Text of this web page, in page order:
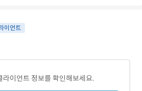
이언트
라이언트 정보를 확인해보세요.